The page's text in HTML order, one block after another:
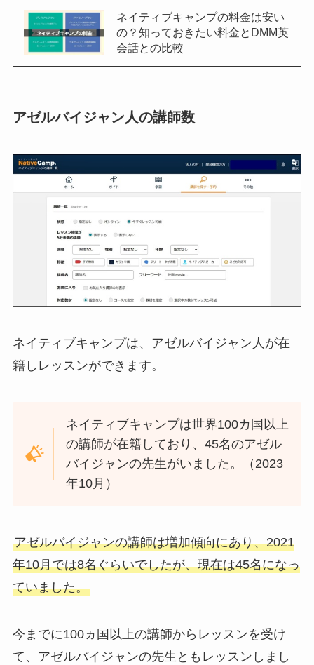
ネイティブキャンプの料金は安い
の？知っておきたい料金とDMM英
会話との比較
アゼルバイジャン人の講師数
ネイティブキャンプは、アゼルバイジャン人が在
籍しレッスンができます。
ネイティブキャンプは世界100カ国以上
の講師が在籍しており、45名のアゼル
バイジャンの先生がいました。（2023
年10月）
アゼルバイジャンの講師は増加傾向にあり、2021
年10月では8名ぐらいでしたが、現在は45名になっ
ていました。
今までに100ヵ国以上の講師からレッスンを受け
て、アゼルバイジャンの先生ともレッスンしまし